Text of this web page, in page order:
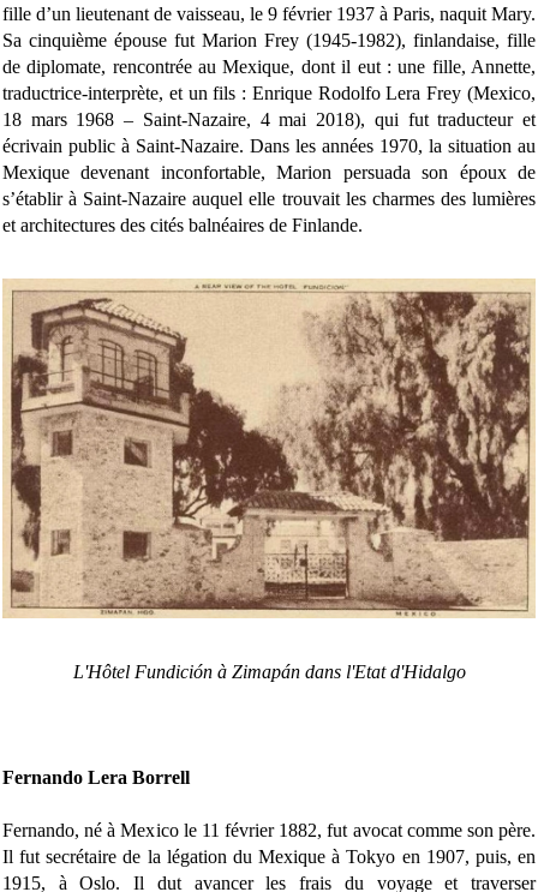
fille d’un lieutenant de vaisseau, le 9 février 1937 à Paris, naquit Mary.
Sa cinquième épouse fut Marion Frey (1945-1982), finlandaise, fille
de diplomate, rencontrée au Mexique, dont il eut : une fille, Annette,
traductrice-interprète, et un fils : Enrique Rodolfo Lera Frey (Mexico,
18 mars 1968 – Saint-Nazaire, 4 mai 2018), qui fut traducteur et
écrivain public à Saint-Nazaire. Dans les années 1970, la situation au
Mexique devenant inconfortable, Marion persuada son époux de
s’établir à Saint-Nazaire auquel elle trouvait les charmes des lumières
et architectures des cités balnéaires de Finlande.
L'Hôtel Fundición à Zimapán dans l'Etat d'Hidalgo
Fernando Lera Borrell
Fernando, né à Mexico le 11 février 1882, fut avocat comme son père.
Il fut secrétaire de la légation du Mexique à Tokyo en 1907, puis, en
1915, à Oslo. Il dut avancer les frais du voyage et traverser